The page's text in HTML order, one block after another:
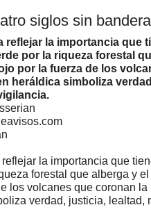
siglos sin bandera
reflejar la importancia que
por la riqueza forestal
por la fuerza de los
heráldica simboliza
la importancia que
forestal que alberga y
los volcanes que coronan
verdad, justicia, lealtad,